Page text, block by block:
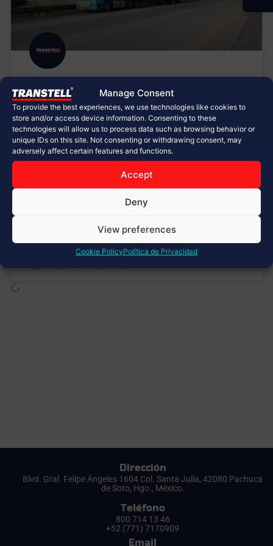
Manage Consent
To provide the best experiences, we use technologies like cookies to
store and/or access device information. Consenting to these
technologies will allow us to process data such as browsing behavior or
unique IDs on this site. Not consenting or withdrawing consent, may
adversely affect certain features and functions.
Accept
Deny
View preferences
Cookie PolicyPolítica de Privacidad
¡Transporte de Silos soldados!
En Transportes Tellería®️ nos sentimos orgullosos
de trabajar con la empresa SYCSA®️! ????????
Realizando el transporte de 2 silos con medidas
sobredimensionadas en camas bajas con
silo y 400 kg en accesorios. Dimensiones: ????
Diámetro: 3.8m ????Largo: 13m ????Peso: 7.5ton Este
July 18, 2022 No Comments
Dirección
Blvd. Gral. Felipe Ángeles 1604 Col. Santa Julia, 42080 Pachuca
de Soto, Hgo., México.
Teléfono
800 714 13 46
+52 (771) 7170909
Email